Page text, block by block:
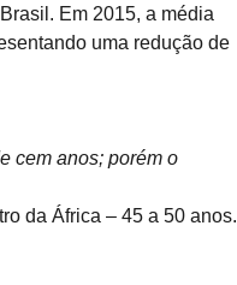
Em 2015, a média
uma redução de
cem anos; porém o
da África – 45 a 50 anos.